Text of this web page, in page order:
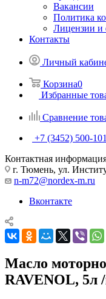
Вакансии
Политика
Лицензии и
Контакты
Личный
Корзина0
Избранные
Сравнение
+7 (3452) 500-101
Контактная
г. Тюмень, ул.
n-m72@nordex-m.ru
Вконтакте
Масло
RAVENOL, 5л